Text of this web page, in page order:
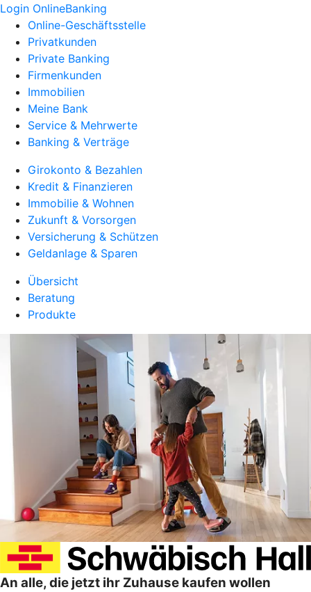
Login OnlineBanking
Online-Geschäftsstelle
Privatkunden
Private Banking
Firmenkunden
Immobilien
Meine Bank
Service & Mehrwerte
Banking & Verträge
Girokonto & Bezahlen
Kredit & Finanzieren
Immobilie & Wohnen
Zukunft & Vorsorgen
Versicherung & Schützen
Geldanlage & Sparen
Übersicht
Beratung
Produkte
An alle, die jetzt ihr Zuhause kaufen wollen